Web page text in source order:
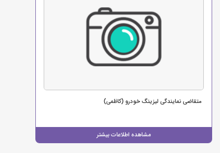
مشاهده اطلاعات بیشتر
متقاضی نمایندگی لیزینگ خودرو (کاظمی)